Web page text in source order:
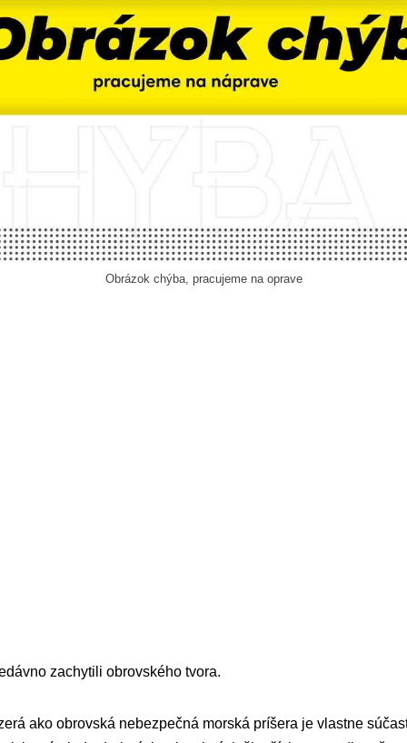
Obrázok chýba, pracujeme na oprave
zachytili obrovského tvora.
ako obrovská nebezpečná morská príšera je vlastne